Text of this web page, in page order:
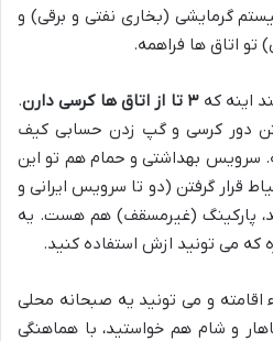
گرمایشی (بخاری نفتی و برقی) و
اتاق ها فراهمه.
اینه که۳ تا از اتاق ها کرسی دارن
.
دور کرسی و گپ زدن حسابی کیف
سرویس بهداشتی و حمام هم تو این
قرار گرفتن (دو تا سرویس ایرانی و
پارکینگ (غیرمسقف) هم هست. یه
که می تونید ازش استفاده کنید.
اقامته و می تونید یه صبحانه محلی
و شام هم خواستید، با هماهنگی